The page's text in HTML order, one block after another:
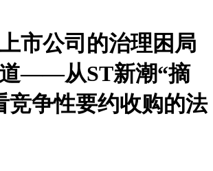
市公司的治理困局
——从ST新潮“摘
竞争性要约收购的法